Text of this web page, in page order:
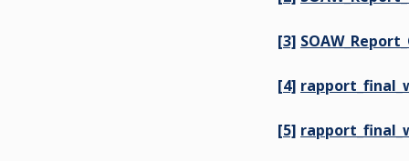
[3]
[4]
[5]